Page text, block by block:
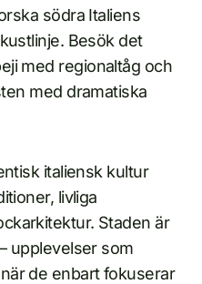
södra Italiens
Besök det
med regionaltåg och
med dramatiska
italiensk kultur
livliga
Staden är
upplevelser som
de enbart fokuserar